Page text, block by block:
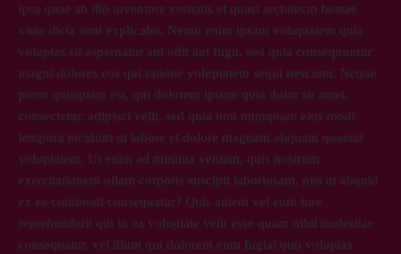
ipsa quae ab illo inventore veritatis et quasi architecto beatae
vitae dicta sunt explicabo. Nemo enim ipsam voluptatem quia
voluptas sit aspernatur aut odit aut fugit, sed quia consequuntur
magni dolores eos qui ratione voluptatem sequi nesciunt. Neque
porro quisquam est, qui dolorem ipsum quia dolor sit amet,
consectetur, adipisci velit, sed quia non numquam eius modi
tempora incidunt ut labore et dolore magnam aliquam quaerat
voluptatem. Ut enim ad minima veniam, quis nostrum
exercitationem ullam corporis suscipit laboriosam, nisi ut aliquid
ex ea commodi consequatur? Quis autem vel eum iure
reprehenderit qui in ea voluptate velit esse quam nihil molestiae
consequatur, vel illum qui dolorem eum fugiat quo voluptas